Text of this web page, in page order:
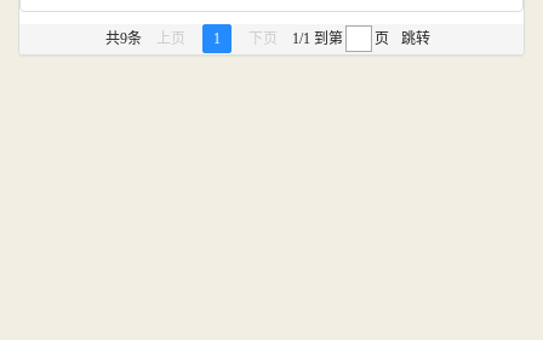
共9条 上页 1 下页 1/1 到第 页 跳转